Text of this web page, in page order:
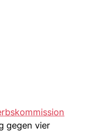
gegen vier